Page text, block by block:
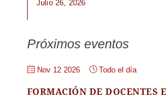
Julio 26, 2026
Próximos eventos
Nov 12 2026 Todo el día
FORMACIÓN DE DOCENTES